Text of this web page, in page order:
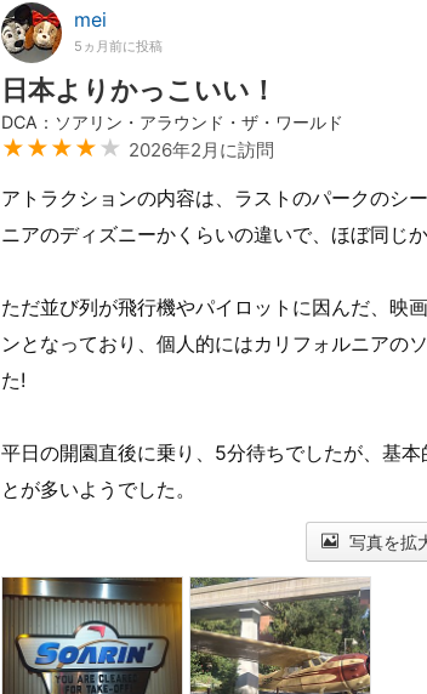
mei
5ヵ月前に投稿
日本よりかっこいい！
DCA：ソアリン・アラウンド・ザ・ワールド
★★★★ ★ 2026年2月に訪問
アトラクションの内容は、ラストのパークのシ
ニアのディズニーかくらいの違いで、ほぼ同じか
ただ並び列が飛行機やパイロットに因んだ、映
ンとなっており、個人的にはカリフォルニアの
た!
平日の開園直後に乗り、5分待ちでしたが、基
とが多いようでした。
写真を拡